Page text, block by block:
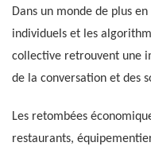
Dans un monde de plus
individuels et les
collective retrouvent une
de la conversation et des
Les retombées
restaurants,